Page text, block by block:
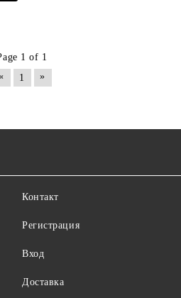
1 of 1
1 »
Контакт
Регистрация
Вход
Доставка